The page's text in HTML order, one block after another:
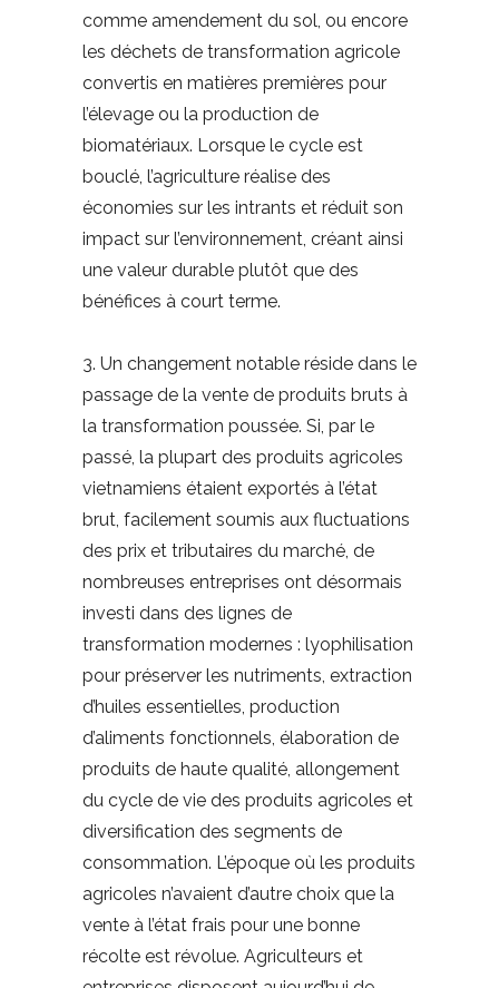
comme amendement du sol, ou encore
les déchets de transformation agricole
convertis en matières premières pour
l’élevage ou la production de
biomatériaux. Lorsque le cycle est
bouclé, l’agriculture réalise des
économies sur les intrants et réduit son
impact sur l’environnement, créant ainsi
une valeur durable plutôt que des
bénéfices à court terme.
3. Un changement notable réside dans le
passage de la vente de produits bruts à
la transformation poussée. Si, par le
passé, la plupart des produits agricoles
vietnamiens étaient exportés à l’état
brut, facilement soumis aux fluctuations
des prix et tributaires du marché, de
nombreuses entreprises ont désormais
investi dans des lignes de
transformation modernes : lyophilisation
pour préserver les nutriments, extraction
d’huiles essentielles, production
d’aliments fonctionnels, élaboration de
produits de haute qualité, allongement
du cycle de vie des produits agricoles et
diversification des segments de
consommation. L’époque où les produits
agricoles n’avaient d’autre choix que la
vente à l’état frais pour une bonne
récolte est révolue. Agriculteurs et